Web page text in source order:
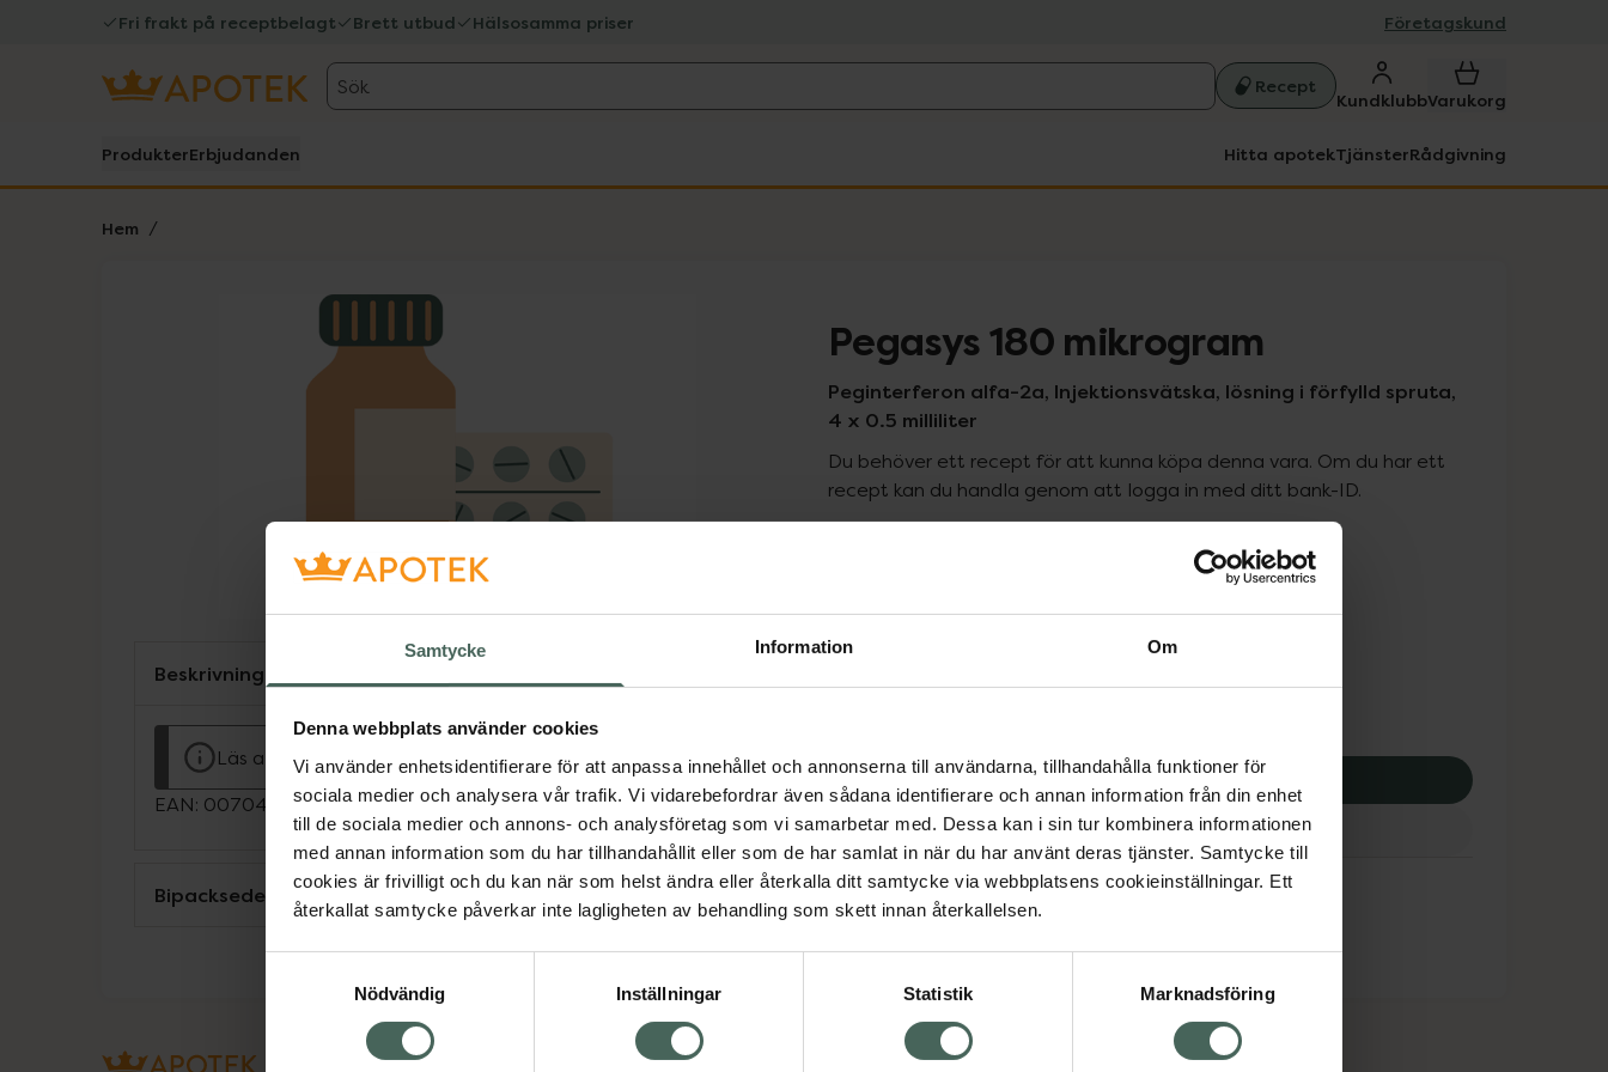
Samtycke Information Om
Denna webbplats använder cookies
Vi använder enhetsidentifierare för att anpassa innehållet och annonserna till användarna, tillhandahålla funktioner för
sociala medier och analysera vår trafik. Vi vidarebefordrar även sådana identifierare och annan information från din enhet
till de sociala medier och annons- och analysföretag som vi samarbetar med. Dessa kan i sin tur kombinera informationen
med annan information som du har tillhandahållit eller som de har samlat in när du har använt deras tjänster. Samtycke till
cookies är frivilligt och du kan när som helst ändra eller återkalla ditt samtycke via webbplatsens cookieinställningar. Ett
återkallat samtycke påverkar inte lagligheten av behandling som skett innan återkallelsen.
Nödvändig
Inställningar Statistik Marknadsföring
Fri frakt på receptbelagt Brett utbud Hälsosamma priser Företagskund
Sök Recept
KundklubbVarukorg
ProdukterErbjudanden Hitta apotekTjänsterRådgivning
Hem
Lista: . Innehåller 1 objekt. Pegasys 180 mikrogram
Peginterferon alfa-2a, Injektionsvätska, lösning i förfylld spruta,
4 x 0.5 milliliter
Du behöver ett recept för att kunna köpa denna vara. Om du har ett
recept kan du handla genom att logga in med ditt bank-ID.
Pris med recept
7878,96 kr
Köp via ditt recept
Aktuella erbjudanden
Beskrivning
Läs alltid bipacksedeln innan användning.
EAN: 00704626048222
Bipacksedel från FASS Visa
Om recept och läkemedel